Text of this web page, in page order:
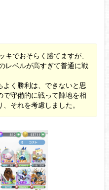
キでおそらく勝てますが、
レベルが高すぎて普通に戦
よく勝利は、できないと思
で守備的に戦って陣地を相
それを考慮しました。